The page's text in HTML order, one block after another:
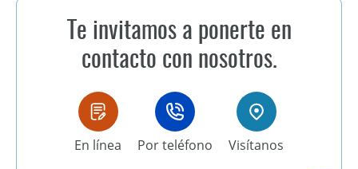
Te invitamos a ponerte en
contacto con nosotros.
En línea Por teléfono Visítanos